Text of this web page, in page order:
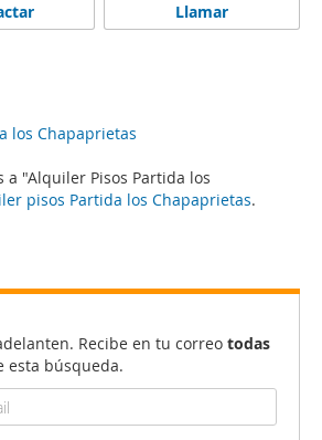
a "Alquiler Pisos Partida los
pisos Partida los Chapaprietas.
Llamar
los Chapaprietas
Recibe en tu correo todas
esta búsqueda.